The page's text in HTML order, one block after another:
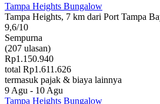
Tampa Heights Bungalow
Tampa Heights, 7 km dari Port Tampa
9,6/10
Sempurna
(207 ulasan)
Rp1.150.940
total Rp1.611.626
termasuk pajak & biaya lainnya
9 Agu - 10 Agu
Tampa Heights Bungalow